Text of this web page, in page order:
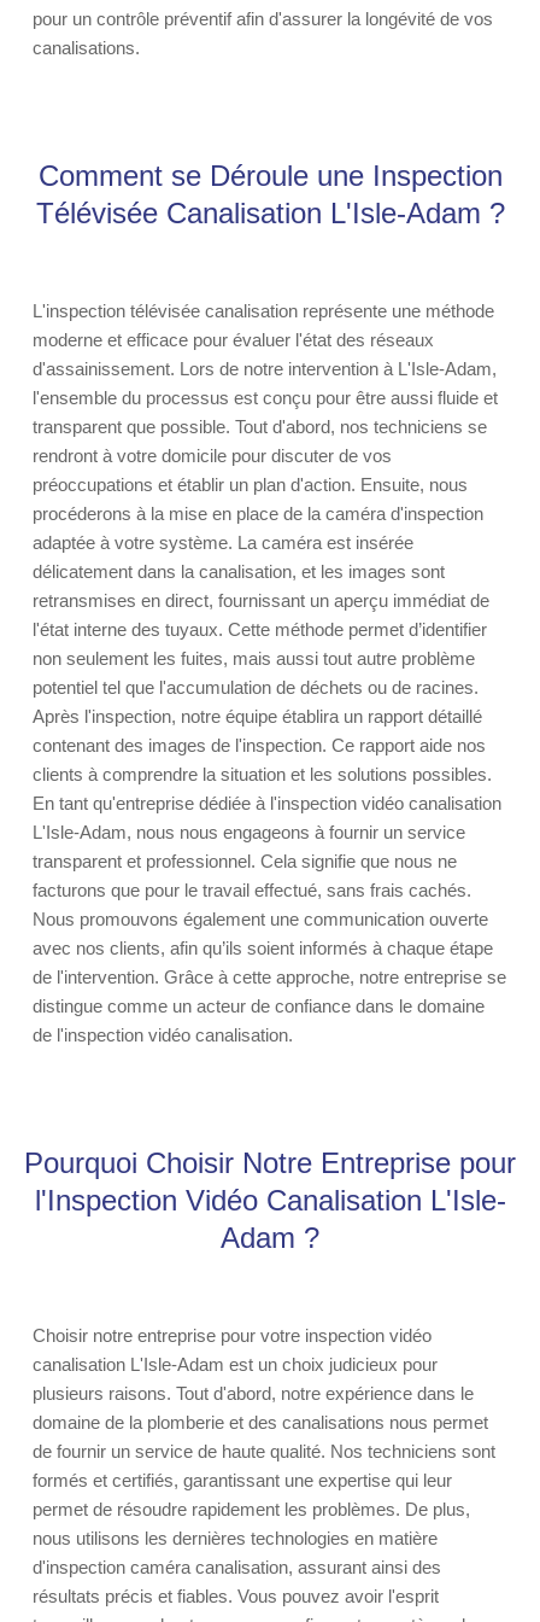
pour un contrôle préventif afin d'assurer la longévité de vos
canalisations.
Comment se Déroule une Inspection
Télévisée Canalisation L'Isle-Adam ?
L'inspection télévisée canalisation représente une méthode
moderne et efficace pour évaluer l'état des réseaux
d'assainissement. Lors de notre intervention à L'Isle-Adam,
l'ensemble du processus est conçu pour être aussi fluide et
transparent que possible. Tout d'abord, nos techniciens se
rendront à votre domicile pour discuter de vos
préoccupations et établir un plan d'action. Ensuite, nous
procéderons à la mise en place de la caméra d'inspection
adaptée à votre système. La caméra est insérée
délicatement dans la canalisation, et les images sont
retransmises en direct, fournissant un aperçu immédiat de
l'état interne des tuyaux. Cette méthode permet d’identifier
non seulement les fuites, mais aussi tout autre problème
potentiel tel que l'accumulation de déchets ou de racines.
Après l'inspection, notre équipe établira un rapport détaillé
contenant des images de l'inspection. Ce rapport aide nos
clients à comprendre la situation et les solutions possibles.
En tant qu'entreprise dédiée à l'inspection vidéo canalisation
L'Isle-Adam, nous nous engageons à fournir un service
transparent et professionnel. Cela signifie que nous ne
facturons que pour le travail effectué, sans frais cachés.
Nous promouvons également une communication ouverte
avec nos clients, afin qu’ils soient informés à chaque étape
de l'intervention. Grâce à cette approche, notre entreprise se
distingue comme un acteur de confiance dans le domaine
de l'inspection vidéo canalisation.
Pourquoi Choisir Notre Entreprise pour
l'Inspection Vidéo Canalisation L'Isle-
Adam ?
Choisir notre entreprise pour votre inspection vidéo
canalisation L'Isle-Adam est un choix judicieux pour
plusieurs raisons. Tout d'abord, notre expérience dans le
domaine de la plomberie et des canalisations nous permet
de fournir un service de haute qualité. Nos techniciens sont
formés et certifiés, garantissant une expertise qui leur
permet de résoudre rapidement les problèmes. De plus,
nous utilisons les dernières technologies en matière
d'inspection caméra canalisation, assurant ainsi des
résultats précis et fiables. Vous pouvez avoir l'esprit